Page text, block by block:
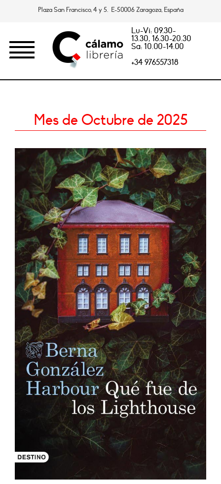
Plaza San Francisco, 4 y 5. E-50006 Zaragoza, España
Lu-Vi: 09.30-
13.30, 16.30-20.30
Sa: 10.00-14.00
+34 976557318
Mes de Octubre de 2025